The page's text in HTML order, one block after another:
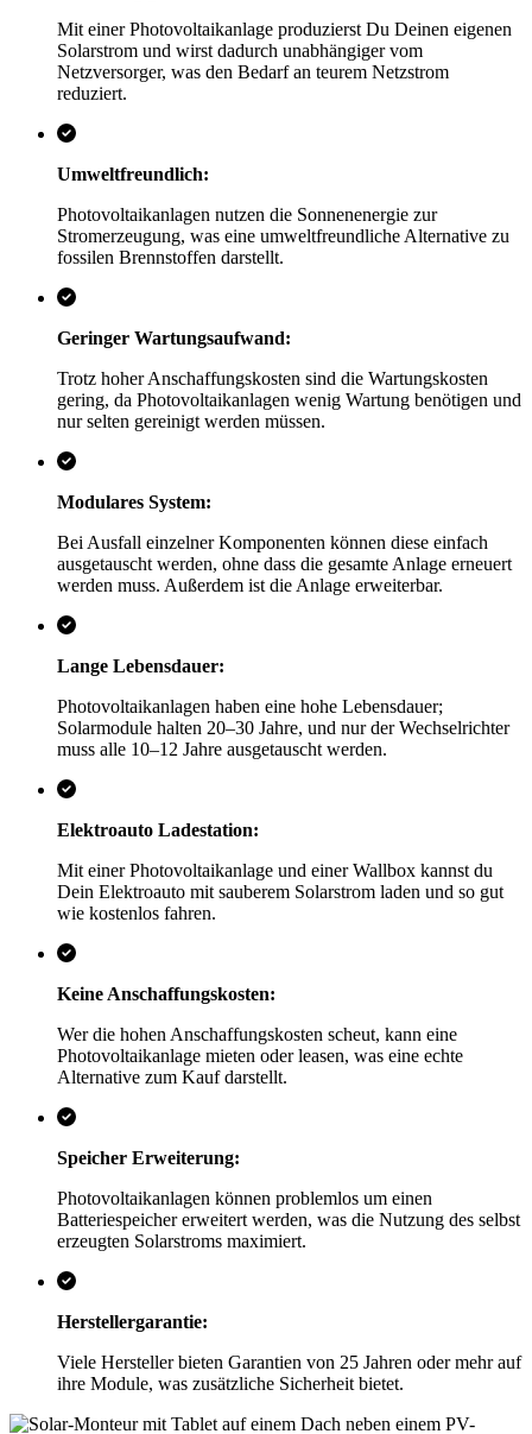
Mit einer Photovoltaikanlage produzierst Du Deinen eigenen
Solarstrom und wirst dadurch unabhängiger vom
Netzversorger, was den Bedarf an teurem Netzstrom
reduziert.
Umweltfreundlich:
Photovoltaikanlagen nutzen die Sonnenenergie zur
Stromerzeugung, was eine umweltfreundliche Alternative zu
fossilen Brennstoffen darstellt.
Geringer Wartungsaufwand:
Trotz hoher Anschaffungskosten sind die Wartungskosten
gering, da Photovoltaikanlagen wenig Wartung benötigen und
nur selten gereinigt werden müssen.
Modulares System:
Bei Ausfall einzelner Komponenten können diese einfach
ausgetauscht werden, ohne dass die gesamte Anlage erneuert
werden muss. Außerdem ist die Anlage erweiterbar.
Lange Lebensdauer:
Photovoltaikanlagen haben eine hohe Lebensdauer;
Solarmodule halten 20–30 Jahre, und nur der Wechselrichter
muss alle 10–12 Jahre ausgetauscht werden.
Elektroauto Ladestation:
Mit einer Photovoltaikanlage und einer Wallbox kannst du
Dein Elektroauto mit sauberem Solarstrom laden und so gut
wie kostenlos fahren.
Keine Anschaffungskosten:
Wer die hohen Anschaffungskosten scheut, kann eine
Photovoltaikanlage mieten oder leasen, was eine echte
Alternative zum Kauf darstellt.
Speicher Erweiterung:
Photovoltaikanlagen können problemlos um einen
Batteriespeicher erweitert werden, was die Nutzung des selbst
erzeugten Solarstroms maximiert.
Herstellergarantie:
Viele Hersteller bieten Garantien von 25 Jahren oder mehr auf
ihre Module, was zusätzliche Sicherheit bietet.